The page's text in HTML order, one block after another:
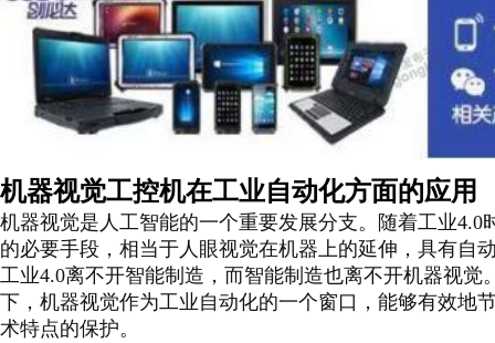
机器视觉工控机在工业自动化方面的应用
机器视觉是人工智能的一个重要发展分支。随着工业4.0
的必要手段，相当于人眼视觉在机器上的延伸，具有自
工业4.0离不开智能制造，而智能制造也离不开机器视
下，机器视觉作为工业自动化的一个窗口，能够有效地
术特点的保护。